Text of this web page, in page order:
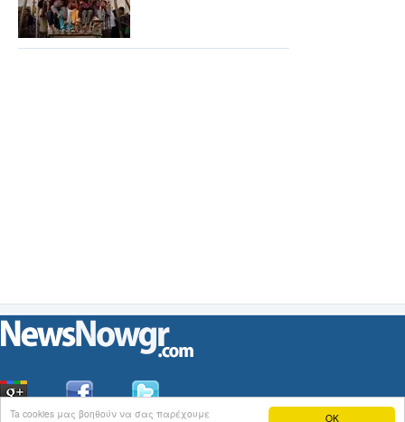
OK
Ta cookies μας βοηθούν να σας παρέχουμε